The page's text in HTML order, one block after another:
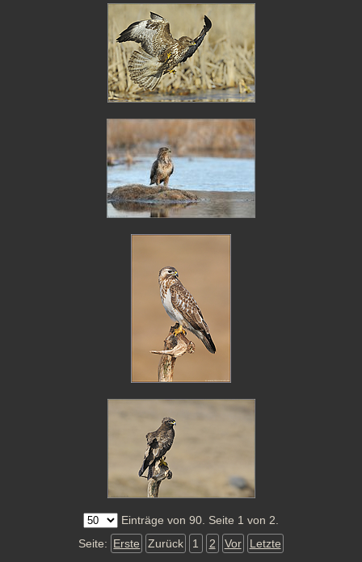
Einträge von 90. Seite 1 von 2.
Seite: Erste Zurück 1 2 Vor Letzte